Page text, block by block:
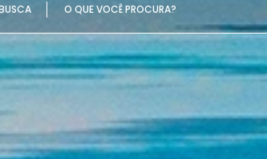
VOCÊ PROCURA?